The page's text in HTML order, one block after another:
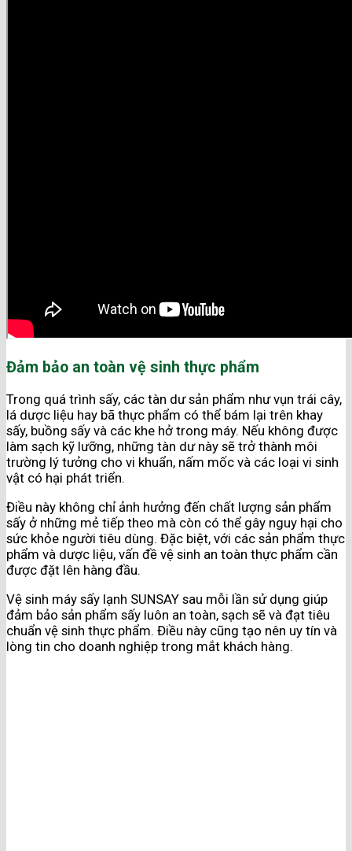
Đảm bảo an toàn vệ sinh thực phẩm
Trong quá trình sấy, các tàn dư sản phẩm như vụn trái cây,
lá dược liệu hay bã thực phẩm có thể bám lại trên khay
sấy, buồng sấy và các khe hở trong máy. Nếu không được
làm sạch kỹ lưỡng, những tàn dư này sẽ trở thành môi
trường lý tưởng cho vi khuẩn, nấm mốc và các loại vi sinh
vật có hại phát triển.
Điều này không chỉ ảnh hưởng đến chất lượng sản phẩm
sấy ở những mẻ tiếp theo mà còn có thể gây nguy hại cho
sức khỏe người tiêu dùng. Đặc biệt, với các sản phẩm thực
phẩm và dược liệu, vấn đề vệ sinh an toàn thực phẩm cần
được đặt lên hàng đầu.
Vệ sinh máy sấy lạnh SUNSAY sau mỗi lần sử dụng giúp
đảm bảo sản phẩm sấy luôn an toàn, sạch sẽ và đạt tiêu
chuẩn vệ sinh thực phẩm. Điều này cũng tạo nên uy tín và
lòng tin cho doanh nghiệp trong mắt khách hàng.